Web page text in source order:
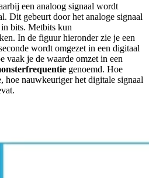
een analoog signaal wordt
Dit gebeurt door het analoge signaal
in bits. Metbits kun
In de figuur hieronder zie je een
wordt omgezet in een digitaal
vaak je de waarde omzet in een
genoemd. Hoe
hoe nauwkeuriger het digitale signaal